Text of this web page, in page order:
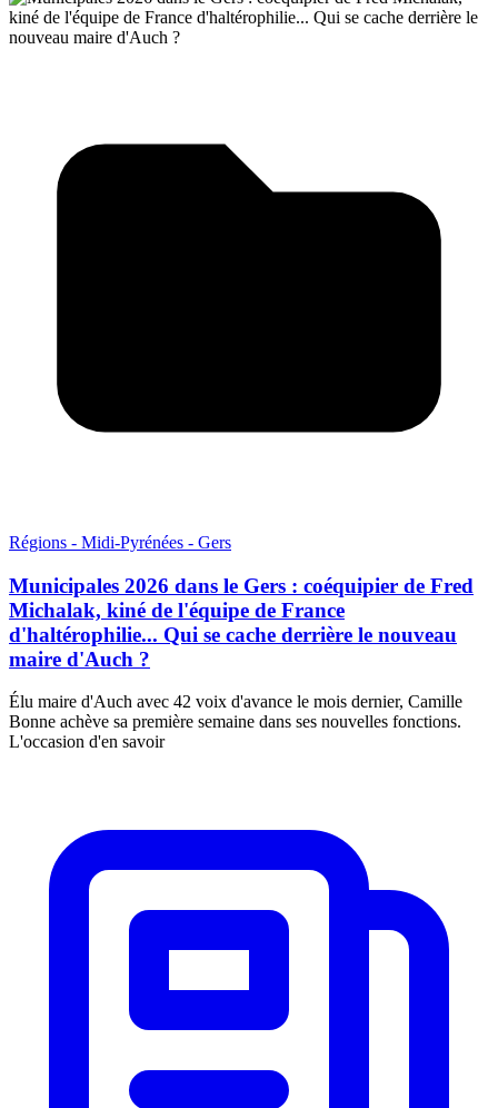
Régions - Midi-Pyrénées - Gers
Municipales 2026 dans le Gers : coéquipier de Fred
Michalak, kiné de l'équipe de France
d'haltérophilie... Qui se cache derrière le nouveau
maire d'Auch ?
Élu maire d'Auch avec 42 voix d'avance le mois dernier, Camille
Bonne achève sa première semaine dans ses nouvelles fonctions.
L'occasion d'en savoir